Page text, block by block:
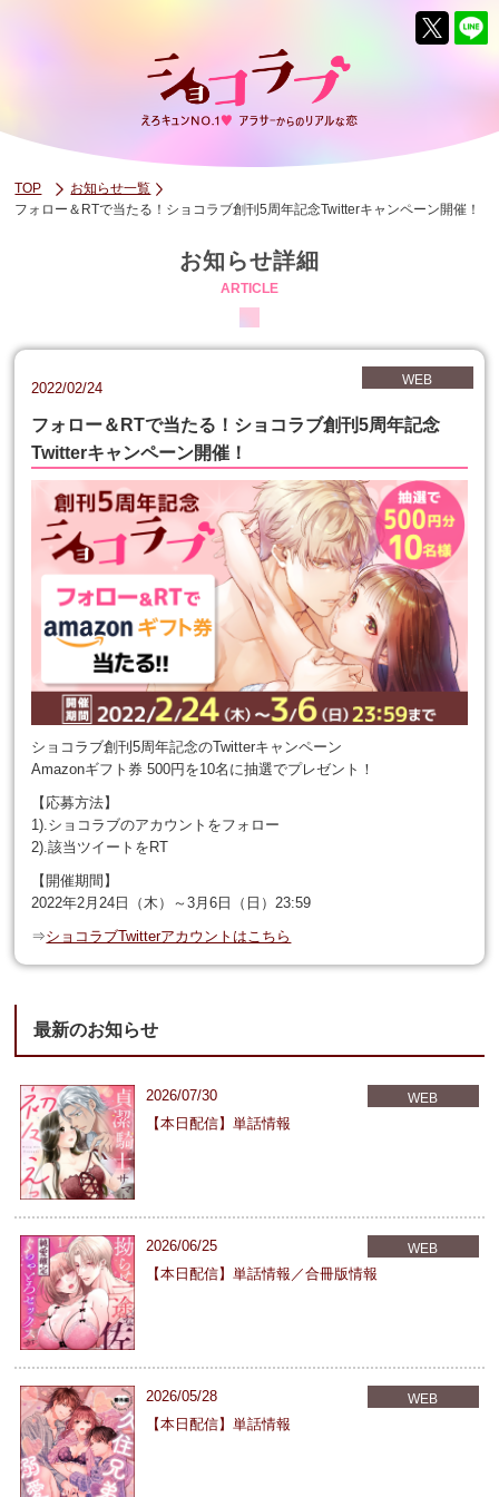
TOP
お知らせ一覧
フォロー＆RTで当たる！ショコラブ創刊5周年記念Twitterキャンペーン開催！
お知らせ詳細
ARTICLE
2022/02/24 WEB
フォロー＆RTで当たる！ショコラブ創刊5周年記念
Twitterキャンペーン開催！
ショコラブ創刊5周年記念のTwitterキャンペーン
Amazonギフト券 500円を10名に抽選でプレゼント！
【応募方法】
1).ショコラブのアカウントをフォロー
2).該当ツイートをRT
【開催期間】
2022年2月24日（木）～3月6日（日）23:59
⇒ショコラブTwitterアカウントはこちら
最新のお知らせ
WEB
2026/07/30
【本日配信】単話情報
WEB
2026/06/25
【本日配信】単話情報／合冊版情報
WEB
2026/05/28
【本日配信】単話情報